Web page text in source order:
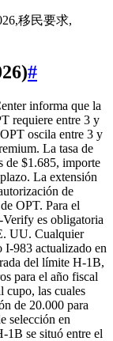
#
informa que la
requiere entre 3 y
oscila entre 3 y
La tasa de
de $1.685, importe
La extensión
de
OPT. Para el
es obligatoria
UU. Cualquier
actualizado en
del límite H‑1B,
para el año fiscal
cupo, las cuales
de 20.000 para
selección en
se situó entre el